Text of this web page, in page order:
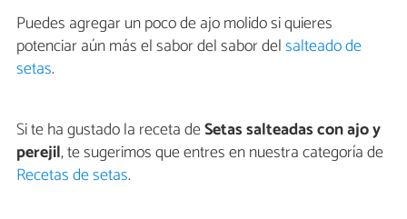
Puedes agregar un poco de ajo molido si quieres
potenciar aún más el sabor del sabor delsalteado de
setas.
Si te ha gustado la receta deSetas salteadas con ajo y
perejil, te sugerimos que entres en nuestra categoría de
Recetas de setas.